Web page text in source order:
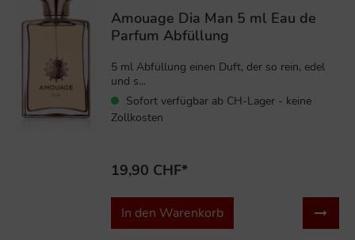
Amouage Dia Man 5 ml Eau de
Parfum Abfüllung
5 ml Abfüllung einen Duft, der so rein, edel
und s...
Sofort verfügbar ab CH-Lager - keine
Zollkosten
19,90 CHF*
In den Warenkorb